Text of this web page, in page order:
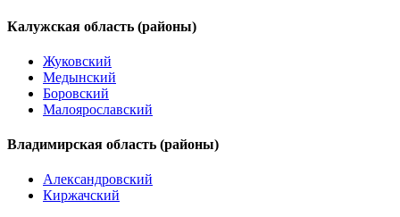
Калужская область (районы)
Жуковский
Медынский
Боровский
Малоярославский
Владимирская область (районы)
Александровский
Киржачский